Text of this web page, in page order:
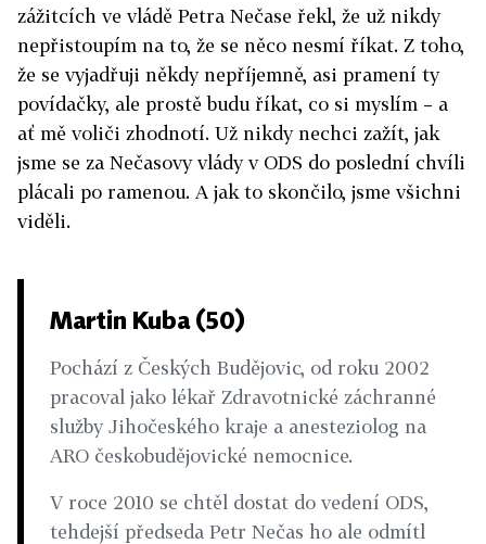
zážitcích ve vládě Petra Nečase řekl, že už nikdy
nepřistoupím na to, že se něco nesmí říkat. Z toho,
že se vyjadřuji někdy nepříjemně, asi pramení ty
povídačky, ale prostě budu říkat, co si myslím – a
ať mě voliči zhodnotí. Už nikdy nechci zažít, jak
jsme se za Nečasovy vlády v ODS do poslední chvíli
plácali po ramenou. A jak to skončilo, jsme všichni
viděli.
Martin Kuba (50)
Pochází z Českých Budějovic, od roku 2002
pracoval jako lékař Zdravotnické záchranné
služby Jihočeského kraje a anesteziolog na
ARO českobudějovické nemocnice.
V roce 2010 se chtěl dostat do vedení ODS,
tehdejší předseda Petr Nečas ho ale odmítl